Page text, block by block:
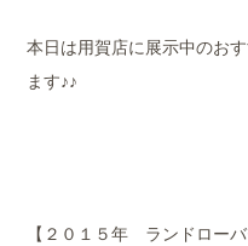
本日は用賀店に展示中のお
ます♪♪
【２０１５年 ランドロー